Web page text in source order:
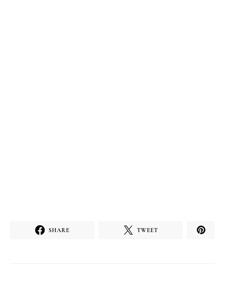
SHARE TWEET